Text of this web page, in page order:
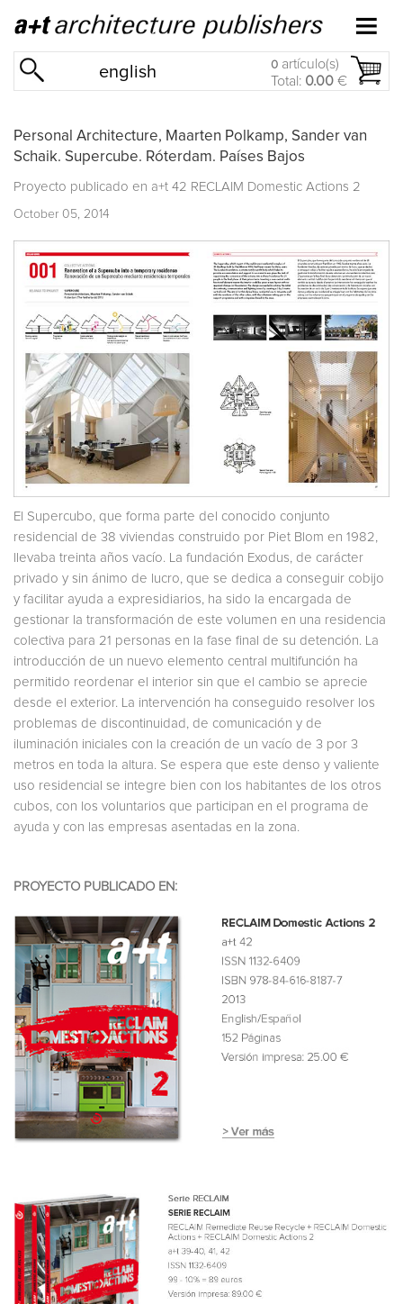
english 0 artículo(s)
Total: 0.00 €
Personal Architecture, Maarten Polkamp, Sander van
Schaik. Supercube. Róterdam. Países Bajos
Proyecto publicado en a+t 42 RECLAIM Domestic Actions 2
October 05, 2014
El Supercubo, que forma parte del conocido conjunto
residencial de 38 viviendas construido por Piet Blom en 1982,
llevaba treinta años vacío. La fundación Exodus, de carácter
privado y sin ánimo de lucro, que se dedica a conseguir cobijo
y facilitar ayuda a expresidiarios, ha sido la encargada de
gestionar la transformación de este volumen en una residencia
colectiva para 21 personas en la fase final de su detención. La
introducción de un nuevo elemento central multifunción ha
permitido reordenar el interior sin que el cambio se aprecie
desde el exterior. La intervención ha conseguido resolver los
problemas de discontinuidad, de comunicación y de
iluminación iniciales con la creación de un vacío de 3 por 3
metros en toda la altura. Se espera que este denso y valiente
uso residencial se integre bien con los habitantes de los otros
cubos, con los voluntarios que participan en el programa de
ayuda y con las empresas asentadas en la zona.
PROYECTO PUBLICADO EN: